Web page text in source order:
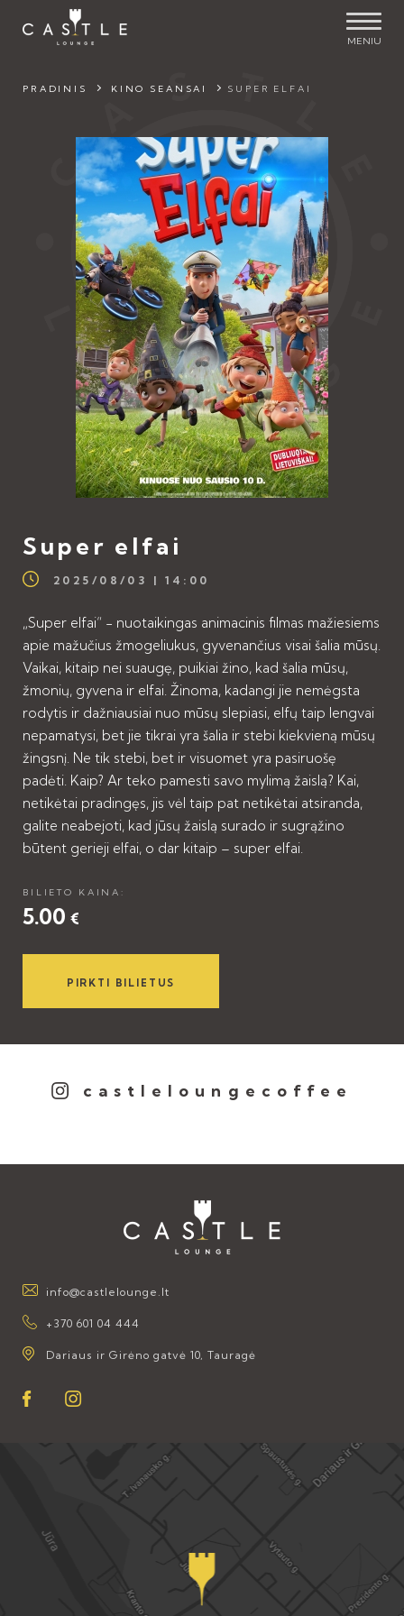
MENIU
PRADINIS KINO SEANSAI SUPER ELFAI
Super elfai
2025/08/03 | 14:00
„Super elfai“ - nuotaikingas animacinis filmas mažiesiems
apie mažučius žmogeliukus, gyvenančius visai šalia mūsų.
Vaikai, kitaip nei suaugę, puikiai žino, kad šalia mūsų,
žmonių, gyvena ir elfai. Žinoma, kadangi jie nemėgsta
rodytis ir dažniausiai nuo mūsų slepiasi, elfų taip lengvai
nepamatysi, bet jie tikrai yra šalia ir stebi kiekvieną mūsų
žingsnį. Ne tik stebi, bet ir visuomet yra pasiruošę
padėti. Kaip? Ar teko pamesti savo mylimą žaislą? Kai,
netikėtai pradingęs, jis vėl taip pat netikėtai atsiranda,
galite neabejoti, kad jūsų žaislą surado ir sugrąžino
būtent gerieji elfai, o dar kitaip – super elfai.
BILIETO KAINA:
5.00 €
PIRKTI BILIETUS
castleloungecoffee
info@castlelounge.lt
+370 601 04 444
Dariaus ir Girėno gatvė 10, Tauragė